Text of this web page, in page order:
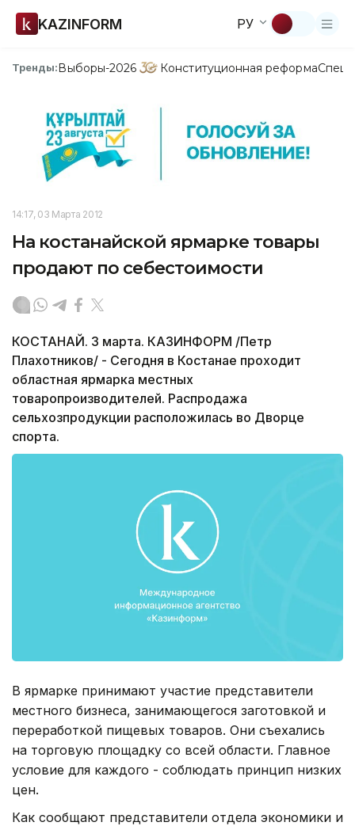
KAZINFORM РУ
Тренды:Выборы-2026 Конституционная реформа
14:17, 03 Марта 2012
На костанайской ярмарке товары
продают по себестоимости
КОСТАНАЙ. 3 марта. КАЗИНФОРМ /Петр
Плахотников/ - Сегодня в Костанае проходит
областная ярмарка местных
товаропроизводителей. Распродажа
сельхозпродукции расположилась во Дворце
спорта.
В ярмарке принимают участие представители
местного бизнеса, занимающегося заготовкой и
переработкой пищевых товаров. Они съехались
на торговую площадку со всей области. Главное
условие для каждого - соблюдать принцип низких
цен.
Как сообщают представители отдела экономики и